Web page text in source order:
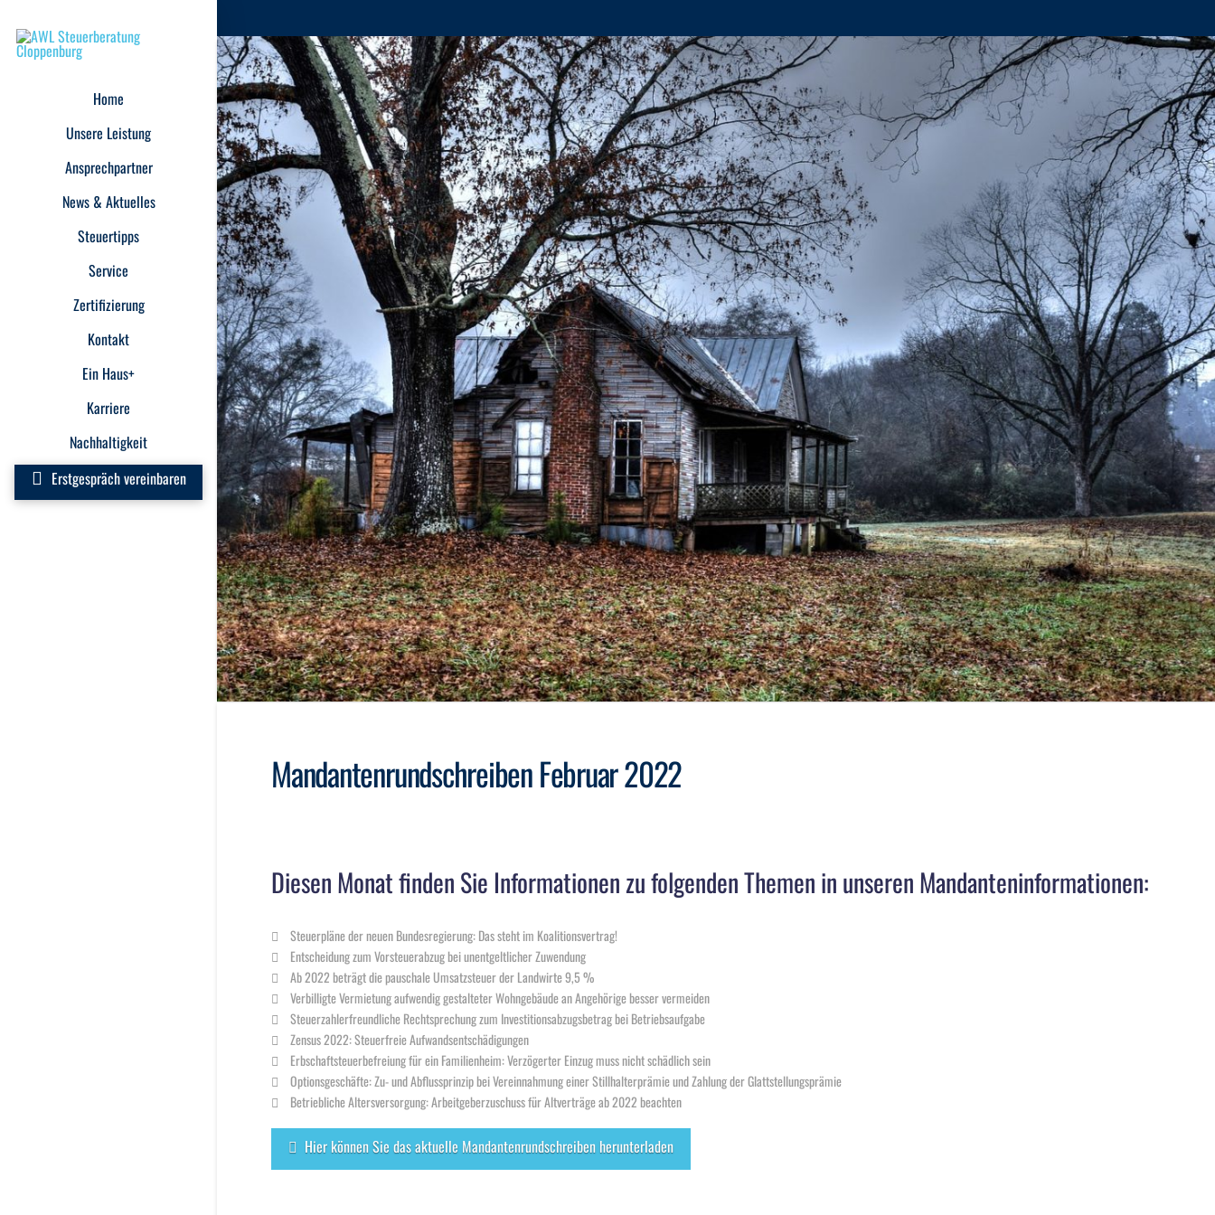
Home
Unsere Leistung
Ansprechpartner
News & Aktuelles
Steuertipps
Service
Zertifizierung
Kontakt
Ein Haus+
Karriere
Nachhaltigkeit
Erstgespräch vereinbaren
Mandantenrundschreiben Februar 2022
Diesen Monat finden Sie Informationen zu folgenden Themen in unseren Mandanteninformationen:
Steuerpläne der neuen Bundesregierung: Das steht im Koalitionsvertrag!
Entscheidung zum Vorsteuerabzug bei unentgeltlicher Zuwendung
Ab 2022 beträgt die pauschale Umsatzsteuer der Landwirte 9,5 %
Verbilligte Vermietung aufwendig gestalteter Wohngebäude an Angehörige besser vermeiden
Steuerzahlerfreundliche Rechtsprechung zum Investitionsabzugsbetrag bei Betriebsaufgabe
Zensus 2022: Steuerfreie Aufwandsentschädigungen
Erbschaftsteuerbefreiung für ein Familienheim: Verzögerter Einzug muss nicht schädlich sein
Optionsgeschäfte: Zu- und Abflussprinzip bei Vereinnahmung einer Stillhalterprämie und Zahlung der Glattstellungsprämie
Betriebliche Altersversorgung: Arbeitgeberzuschuss für Altverträge ab 2022 beachten
Hier können Sie das aktuelle Mandantenrundschreiben herunterladen